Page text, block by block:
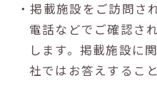
・掲載施設をご訪問さ
電話などでご確認さ
します。掲載施設に
社ではお答えするこ